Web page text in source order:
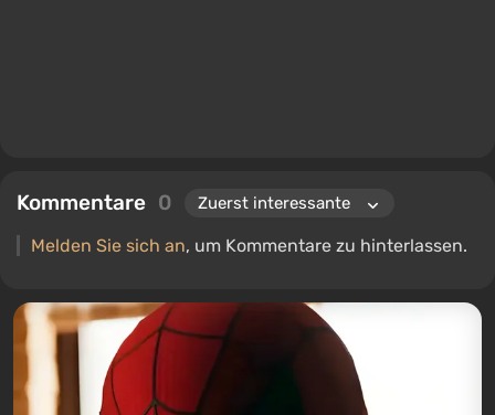
Kommentare 0
Melden Sie sich an, um Kommentare zu hinterlassen.